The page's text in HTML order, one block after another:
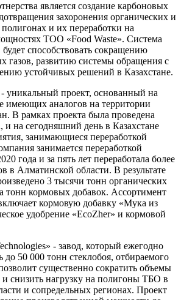
является создание карбоновых
захоронения органических и
и их переработки на
ТОО «Food Waste». Система
будет способствовать сокращению
газов, развитию системы обращения с
устойчивых решений в Казахстане.
уникальный проект, основанный на
имеющих аналогов на территории
В рамках проекта была проведена
и на сегодняшний день в Казахстане
занимающиеся переработкой
занимается переработкой
года и за пять лет переработала более
в Алматинской области. В результате
3 тысячи тонн органических
тонн кормовых добавок. Ассортимент
кормовую добавку «Мука из
удобрение «EcoZher» и кормовой
- завод, который ежегодно
до 50 000 тонн стеклобоя, отбираемого
существенно сократить объемы
и снизить нагрузку на полигоны ТБО в
и сопредельных регионах. Проект